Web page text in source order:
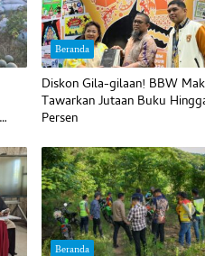
Beranda
Diskon Gila-gilaan! BBW
Tawarkan Jutaan Buku
Persen
Beranda